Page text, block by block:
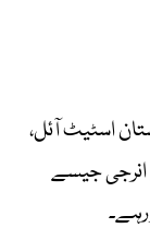
اسٹیٹ آئل،
انرجی جیسے